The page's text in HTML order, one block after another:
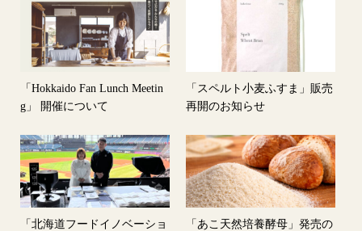
「Hokkaido Fan Lunch Meetin
g」 開催について
「スペルト小麦ふすま」販売
再開のお知らせ
「北海道フードイノベーショ
「あこ天然培養酵母」発売の